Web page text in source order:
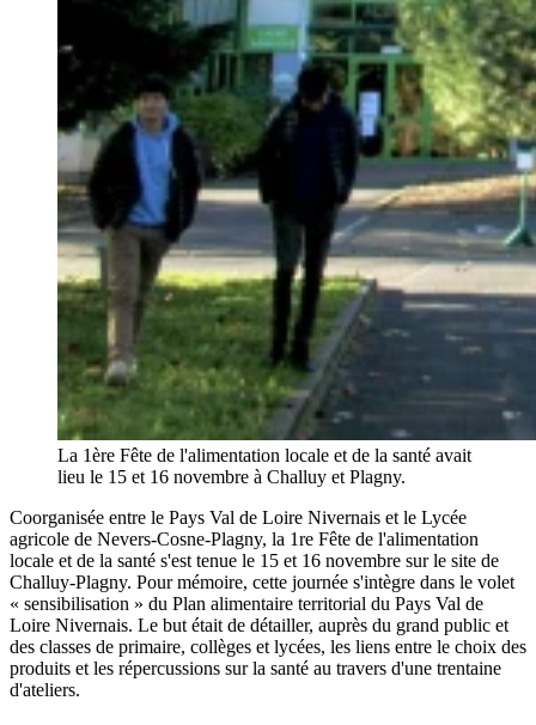
La 1ère Fête de l'alimentation locale et de la santé avait
lieu le 15 et 16 novembre à Challuy et Plagny.
Coorganisée entre le Pays Val de Loire Nivernais et le Lycée
agricole de Nevers-Cosne-Plagny, la 1re Fête de l'alimentation
locale et de la santé s'est tenue le 15 et 16 novembre sur le site de
Challuy-Plagny. Pour mémoire, cette journée s'intègre dans le volet
« sensibilisation » du Plan alimentaire territorial du Pays Val de
Loire Nivernais. Le but était de détailler, auprès du grand public et
des classes de primaire, collèges et lycées, les liens entre le choix des
produits et les répercussions sur la santé au travers d'une trentaine
d'ateliers.